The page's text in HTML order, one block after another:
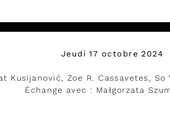
Jeudi 17 octobre 2024
Kusijanović, Zoe R. Cassavetes, So
Échange avec : Małgorzata